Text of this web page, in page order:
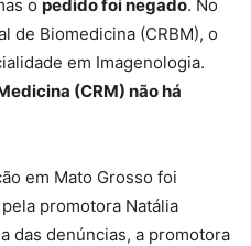
o pedido foi negado. No
de Biomedicina (CRBM), o
em Imagenologia.
(CRM) não há
em Mato Grosso foi
promotora Natália
das denúncias, a promotora